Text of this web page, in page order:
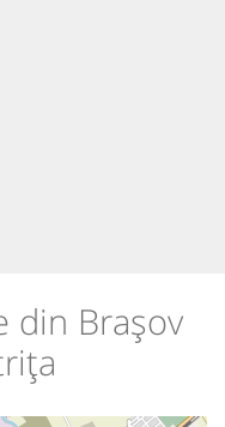
din Brașov